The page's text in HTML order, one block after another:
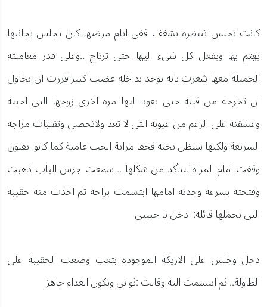
كانت تجلس تنتظره بشغف ففى ايام مرضها كان يجلس بجانبها
يهتم بها ويفعل كل شىء اليها حتى ترتاح ..وعلى قدر معاملته
الجميلة معها شعرت بانه يوجد بداخله غضب كبير قررت ان تحاول
ان تخرجه من قلبه حتى يعود اليها مره اخرى زوجها التى احبته
وعشقته على الرغم من عيوبه التى لا تعد ولاتحصى وتقلبات مزاجه
السريعة ولكنها ستظل تحبه فحقا مراية الحب عامية كما كانوا يقلون
وقفت امام المراة لتتأكد من شكلها .. سمعت جرس الباب ذهبت
وفتحته بسرعة وجدته امامها ابتسمت براحه ثم اخذت منه حقيبة
التى يحملها قائله: ادخل يا حبيبى
دخل وجلس على الاريكة الموجوده بتعب وضعت الحقيبة على
الطاولة.. ثم ابتسمت اليه وقالت :ثوانى ويكون الغداء جاهز